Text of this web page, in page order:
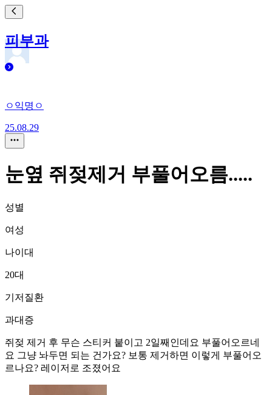
피부과
ㅇ익명ㅇ
25.08.29
눈옆 쥐젖제거 부풀어오름.....
성별
여성
나이대
20대
기저질환
과대증
쥐젖 제거 후 무슨 스티커 붙이고 2일째인데요 부풀어오르네
요 그냥 놔두면 되는 건가요? 보통 제거하면 이렇게 부풀어오
르나요? 레이저로 조졌어요